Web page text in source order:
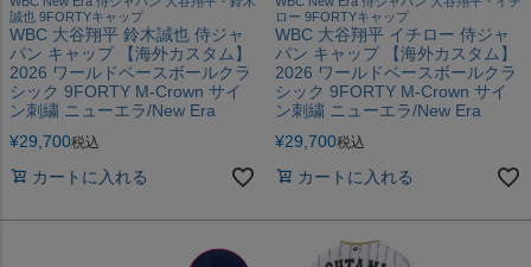
誠也 9FORTYキャップ
WBC 大谷翔平 鈴木誠也 侍ジャ
パン キャップ 【海外カスタム】
2026 ワールドベースボールクラ
シック 9FORTY M-Crown サイ
ン刺繍 ニューエラ/New Era
¥29,700税込
カートに入れる
ロー 9FORTYキャップ
WBC 大谷翔平 イチロー 侍ジャ
パン キャップ 【海外カスタム】
2026 ワールドベースボールクラ
シック 9FORTY M-Crown サイ
ン刺繍 ニューエラ/New Era
¥29,700税込
カートに入れる